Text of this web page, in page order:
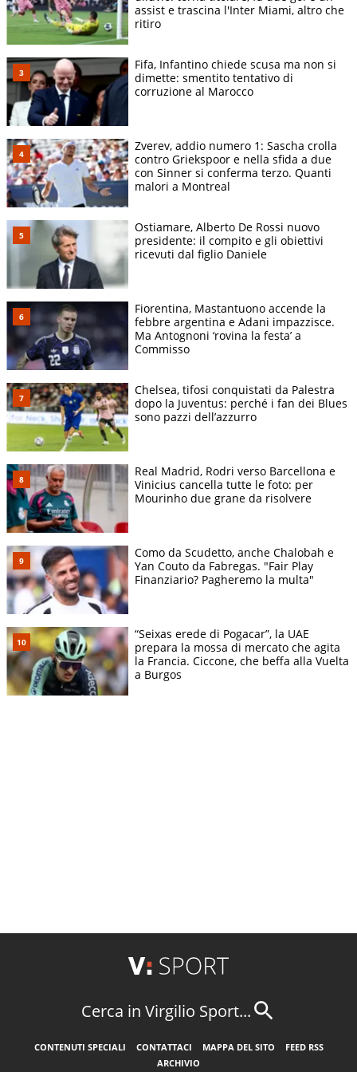
non Red Bull a vincere una gara nel Mondiale 2023. Ma a
inizio 2024 arriva la doccia fredda: la Ferrari non gli rinnova il
contratto e prende al suo posto sua maestà
Nonostante questo lo spagnolo vince due gare, in Australia
appena una settimana dopo aver saltato il Gp di Arabia
operato di urgenza di appendicite a Jeddah, e in Messico.
Quindi dopo diverse trattative, dopo essersi offerto a Red
Bull e Mercedes, Sainz deve ripiegare e accettare l'offerta
dellaWilliams.
Punti e piazzamenti in gara ottenuti da
Carlos Sainz nel mondiale 2026
Carlos Sainz è 15° in classifica con un totale di 6 punti
ottenuti con i seguenti piazzamenti:
Num Gran premio
1
Australia GP 15
0
China GP 9
3
Japan GP
4
Miami GP 9
2
5
Canada GP 9
2
6
Monaco GP
7
Barcelona GP
8
Austria GP RITIRATO
0
9
Great Britain GP 17
10
Belgium GP
11
Hungary GP
assist e trascina l'Inter Miami, altro che
ritiro
Fifa, Infantino chiede scusa ma non si
dimette: smentito tentativo di
corruzione al Marocco
Zverev, addio numero 1: Sascha crolla
contro Griekspoor e nella sfida a due
con Sinner si conferma terzo. Quanti
malori a Montreal
Ostiamare, Alberto De Rossi nuovo
presidente: il compito e gli obiettivi
ricevuti dal figlio Daniele
Fiorentina, Mastantuono accende la
febbre argentina e Adani impazzisce.
Ma Antognoni ‘rovina la festa’ a
Commisso
Chelsea, tifosi conquistati da Palestra
dopo la Juventus: perché i fan dei Blues
sono pazzi dell’azzurro
Real Madrid, Rodri verso Barcellona e
Vinicius cancella tutte le foto: per
Mourinho due grane da risolvere
Como da Scudetto, anche Chalobah e
Yan Couto da Fabregas. "Fair Play
Finanziario? Pagheremo la multa"
“Seixas erede di Pogacar”, la UAE
prepara la mossa di mercato che agita
la Francia. Ciccone, che beffa alla Vuelta
a Burgos
Cerca in Virgilio Sport...
CONTENUTI SPECIALI CONTATTACI MAPPA DEL SITO
FEED RSS
ARCHIVIO